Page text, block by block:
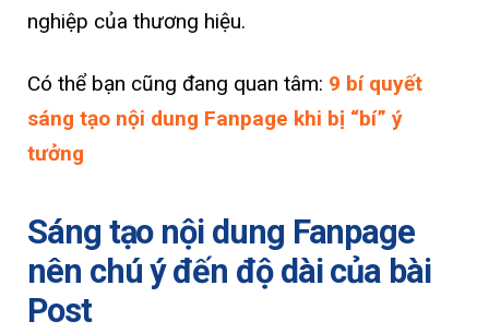
nghiệp của thương hiệu.
Có thể bạn cũng đang quan tâm: 9 bí quyết
sáng tạo nội dung Fanpage khi bị “bí” ý
tưởng
Sáng tạo nội dung Fanpage
nên chú ý đến độ dài của bài
Post